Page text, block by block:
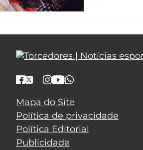
Mapa do Site
Política de privacidade
Política Editorial
Publicidade